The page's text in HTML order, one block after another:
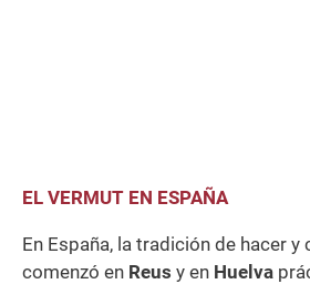
EL VERMUT EN ESPAÑA
En España, la tradición de hacer
comenzó en Reus y en Huelva